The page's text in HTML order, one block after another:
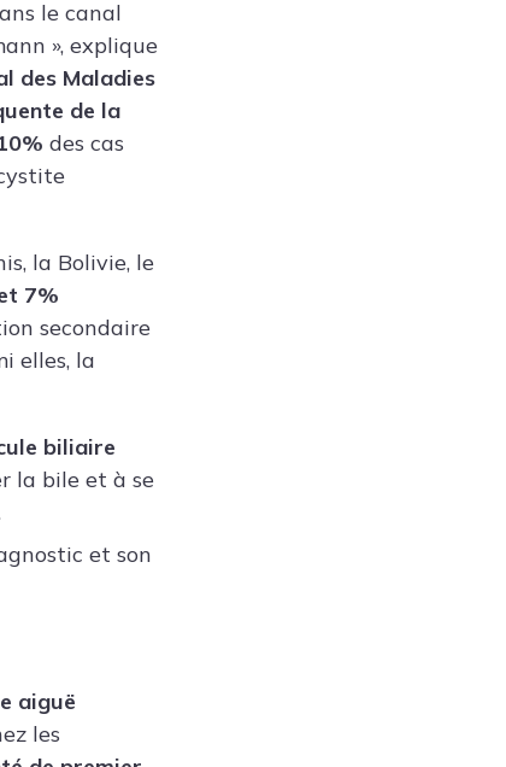
le canal
», explique
des Maladies
de la
des cas
la Bolivie, le
7%
secondaire
elles, la
biliaire
la bile et à se
et son
aiguë
les